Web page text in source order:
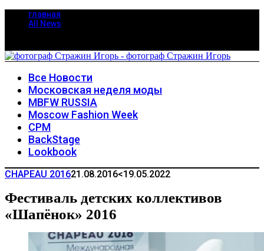
главная
All News
Все Новости
Московская неделя моды
MBFW RUSSIA
Moscow Fashion Week
CPM
BackStage
Lookbook
CHAPEAU 201621.08.2016<19.05.2022
Фестиваль детских коллективов
«Шапёнок» 2016